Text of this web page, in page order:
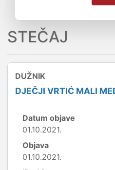
STEČAJ
DUŽNIK
DJEČJI VRTIĆ MALI
Datum objave
01.10.2021.
Objava
01.10.2021.